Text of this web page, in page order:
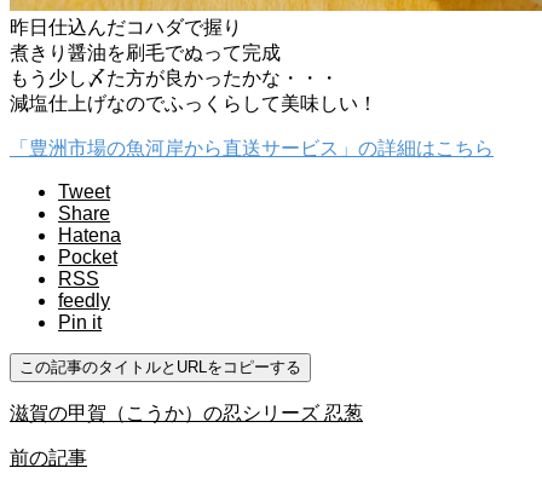
昨日仕込んだコハダで握り
煮きり醤油を刷毛でぬって完成
もう少し〆た方が良かったかな・・・
減塩仕上げなのでふっくらして美味しい！
「豊洲市場の魚河岸から直送サービス」の詳細はこちら
Tweet
Share
Hatena
Pocket
RSS
feedly
Pin it
この記事のタイトルとURLをコピーする
滋賀の甲賀（こうか）の忍シリーズ 忍葱
前の記事